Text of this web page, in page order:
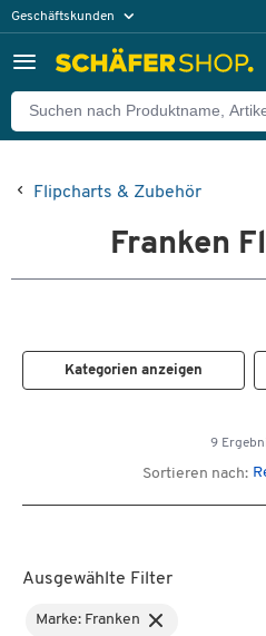
Geschäftskunden
Flipcharts & Zubehör
Franken
Kategorien anzeigen
9
Sortieren nach:
Ausgewählte Filter
Marke: Franken